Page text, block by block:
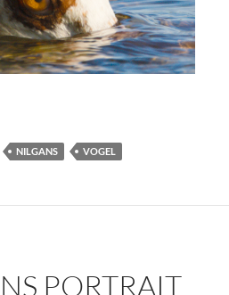
NILGANS VOGEL
PORTRAIT